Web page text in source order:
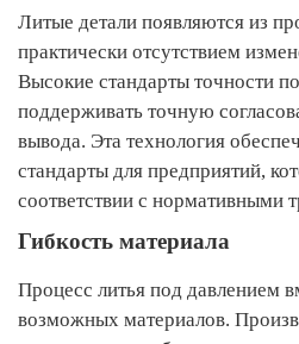
Литые детали появляются из
практически отсутствием
Высокие стандарты точности
поддерживать точную
вывода. Эта технология
стандарты для предприятий,
соответствии с нормативными
Гибкость материала
Процесс литья под давлением
возможных материалов.